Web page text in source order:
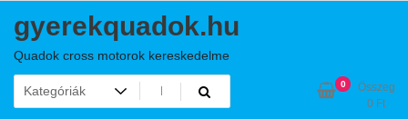
gyerekquadok.hu
Quadok cross motorok kereskedelme
0
Összeg
0 Ft